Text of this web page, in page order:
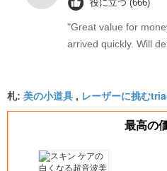
sweet spot makes all
strain during long
taking the time to set
finding that sweet
No more eye strain
recommend taking
once you dial in the
役に立つ (666)
"Great value for
arrived quickly. Will
札: 美の小道具 , レーザーに挑む
最高の